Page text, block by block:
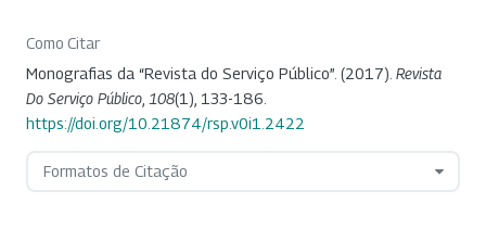
Como Citar
Monografias da “Revista do Serviço Público”. (2017). Revista
Do Serviço Público 108(1), 133-186.
https://doi.org/10.21874/rsp.v0i1.2422
Formatos de Citação